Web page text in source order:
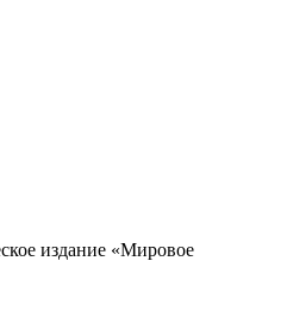
издание «Мировое